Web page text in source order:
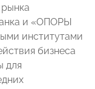
и «ОПОРЫ
институтами
бизнеса
для